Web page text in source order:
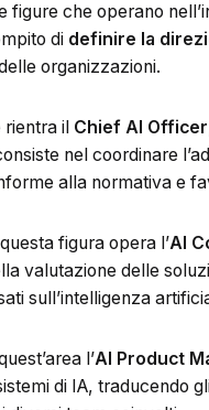
figure che operano
di definire la
organizzazioni.
il Chief AI Officer
nel coordinare
alla normativa e
figura opera l’AI
valutazione delle
sull’intelligenza
l’AI Product
di IA, traducendo